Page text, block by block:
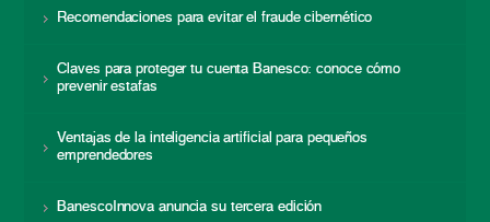
Recomendaciones para evitar el fraude cibernético
Claves para proteger tu cuenta Banesco: conoce cómo
prevenir estafas
Ventajas de la inteligencia artificial para pequeños
emprendedores
BanescoInnova anuncia su tercera edición